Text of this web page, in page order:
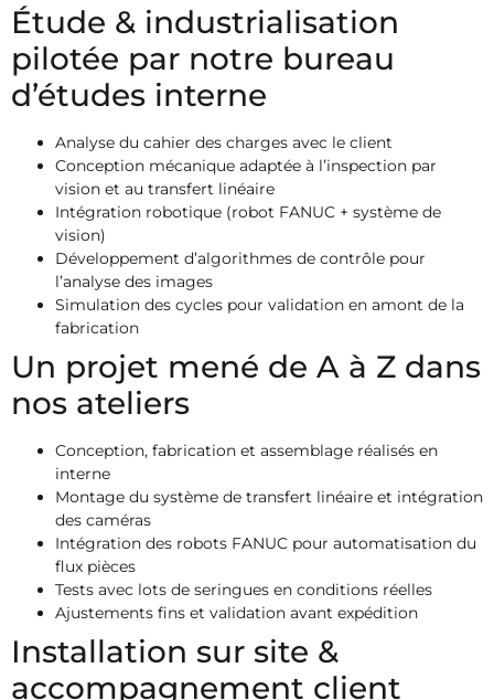
Étude & industrialisation
pilotée par notre bureau
d’études interne
Analyse du cahier des charges avec le client
Conception mécanique adaptée à l’inspection par
vision et au transfert linéaire
Intégration robotique (robot FANUC + système de
vision)
Développement d’algorithmes de contrôle pour
l’analyse des images
Simulation des cycles pour validation en amont de la
fabrication
Un projet mené de A à Z dans
nos ateliers
Conception, fabrication et assemblage réalisés en
interne
Montage du système de transfert linéaire et intégration
des caméras
Intégration des robots FANUC pour automatisation du
flux pièces
Tests avec lots de seringues en conditions réelles
Ajustements fins et validation avant expédition
Installation sur site &
accompagnement client